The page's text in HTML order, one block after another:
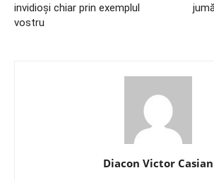
invidioși chiar prin exemplul
vostru
Diacon Victor Casian